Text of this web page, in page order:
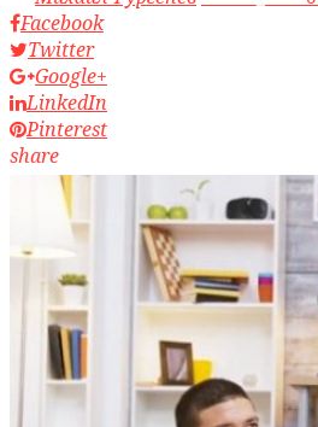
Facebook
Twitter
Google+
LinkedIn
Pinterest
share